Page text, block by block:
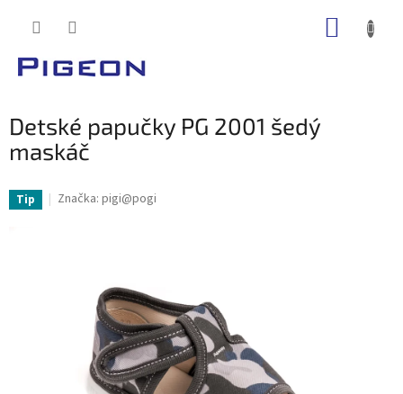
Detské papučky PG 2001 šedý
maskáč
Tip Značka: pigi@pogi